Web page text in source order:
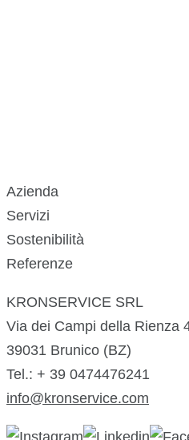
Azienda
Servizi
Sostenibilità
Referenze
KRONSERVICE SRL
Via dei Campi della Rienza
39031 Brunico (BZ)
Tel.: + 39 0474476241
info@kronservice.com